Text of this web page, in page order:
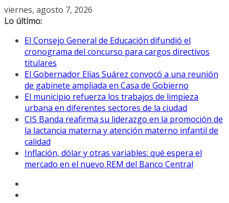
Saltar
al
viernes, agosto 7, 2026
Lo último:
El Consejo General de Educación difundió el
cronograma del concurso para cargos directivos
titulares
El Gobernador Elías Suárez convocó a una reunión
de gabinete ampliada en Casa de Gobierno
El municipio refuerza los trabajos de limpieza
urbana en diferentes sectores de la ciudad
CIS Banda reafirma su liderazgo en la promoción de
la lactancia materna y atención materno infantil de
calidad
Inflación, dólar y otras variables: qué espera el
mercado en el nuevo REM del Banco Central